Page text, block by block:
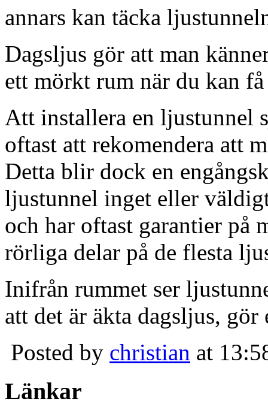
annars kan täcka
Dagsljus gör att man
ett mörkt rum när du kan
Att installera en ljustunnel
oftast att rekomendera att
Detta blir dock en
ljustunnel inget eller
och har oftast garantier på
rörliga delar på de flesta
Inifrån rummet ser
att det är äkta dagsljus,
Posted by christian at
Länkar